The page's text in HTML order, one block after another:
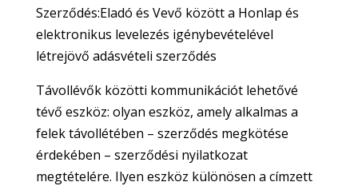
Szerződés:Eladó és Vevő között a Honlap és
elektronikus levelezés igénybevételével
létrejövő adásvételi szerződés
Távollévők közötti kommunikációt lehetővé
tévő eszköz: olyan eszköz, amely alkalmas a
felek távollétében – szerződés megkötése
érdekében – szerződési nyilatkozat
megtételére. Ilyen eszköz különösen a címzett